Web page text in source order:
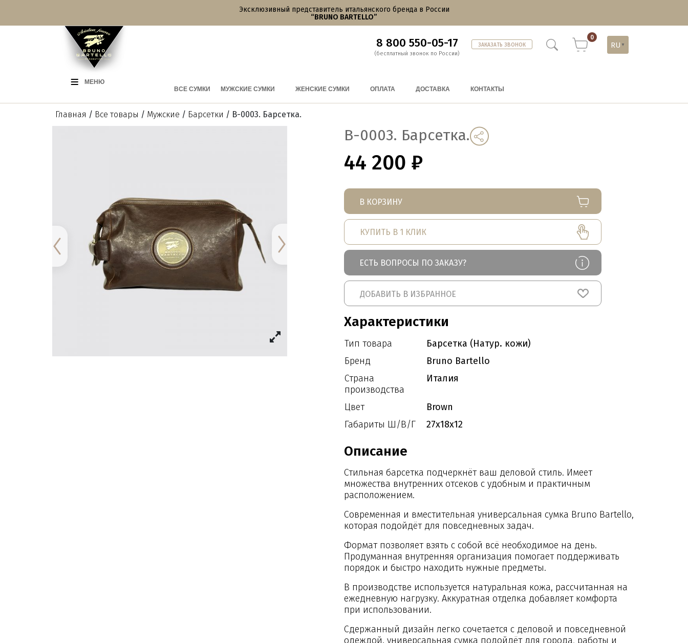
Эксклюзивный представитель итальянского бренда в России
“BRUNO BARTELLO”
8 800 550-05-17
(бесплатный звонок по России)
ЗАКАЗАТЬ ЗВОНОК
0
RU ▼
МЕНЮ
ВСЕ СУМКИ
МУЖСКИЕ СУМКИ ЖЕНСКИЕ СУМКИ ОПЛАТА ДОСТАВКА КОНТАКТЫ
Главная / Все товары / Мужские / Барсетки / B-0003. Барсетка.
B-0003. Барсетка.
44 200 ₽
В КОРЗИНУ
КУПИТЬ В 1 КЛИК
ЕСТЬ ВОПРОСЫ ПО ЗАКАЗУ?
ДОБАВИТЬ В ИЗБРАННОЕ
Характеристики
Тип товара
Барсетка (Натур. кожи)
Бренд
Bruno Bartello
Страна
производства
Италия
Цвет
Brown
Габариты Ш/В/Г
27x18x12
Описание
Стильная барсетка подчеркнёт ваш деловой стиль. Имеет
множества внутренних отсеков с удобным и практичным
расположением.
Современная и вместительная универсальная сумка Bruno Bartello,
которая подойдёт для повседневных задач.
Формат позволяет взять с собой всё необходимое на день.
Продуманная внутренняя организация помогает поддерживать
порядок и быстро находить нужные предметы.
В производстве используется натуральная кожа, рассчитанная на
ежедневную нагрузку. Аккуратная отделка добавляет комфорта
при использовании.
Сдержанный дизайн легко сочетается с деловой и повседневной
одеждой. универсальная сумка подойдёт для города, работы и